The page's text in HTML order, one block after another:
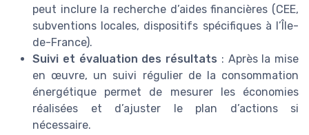
peut inclure la recherche d’aides financières (CEE,
subventions locales, dispositifs spécifiques à l’Île-
de-France).
Suivi et évaluation des résultats : Après la mise
en œuvre, un suivi régulier de la consommation
énergétique permet de mesurer les économies
réalisées et d’ajuster le plan d’actions si
nécessaire.